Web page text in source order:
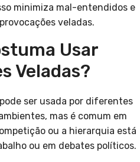
minimiza mal-entendidos e
veladas.
Usar
Veladas?
ser usada por diferentes
mas é comum em
ou a hierarquia está
ou em debates políticos.